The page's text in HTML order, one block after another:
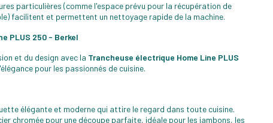
particulières (comme l'espace prévu pour la récupération de
facilitent et permettent un nettoyage rapide de la machine.
PLUS 250 - Berkel
et du design avec la Trancheuse électrique Home Line PLUS
pour les passionnés de cuisine.
élégante et moderne qui attire le regard dans toute cuisine.
chromée pour une découpe parfaite, idéale pour les jambons, les